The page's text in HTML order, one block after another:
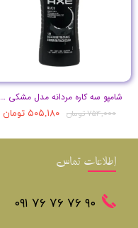
شامپو سه کاره مردانه مدل مشکی حجم 400 میل
۷۵۴,۰۰۰ تومان ۵۰۵,۱۸۰ تومان
اطلاعات تماس
​​٩٠ ٧۶ ٧۶ ٧۶ ٠٩١